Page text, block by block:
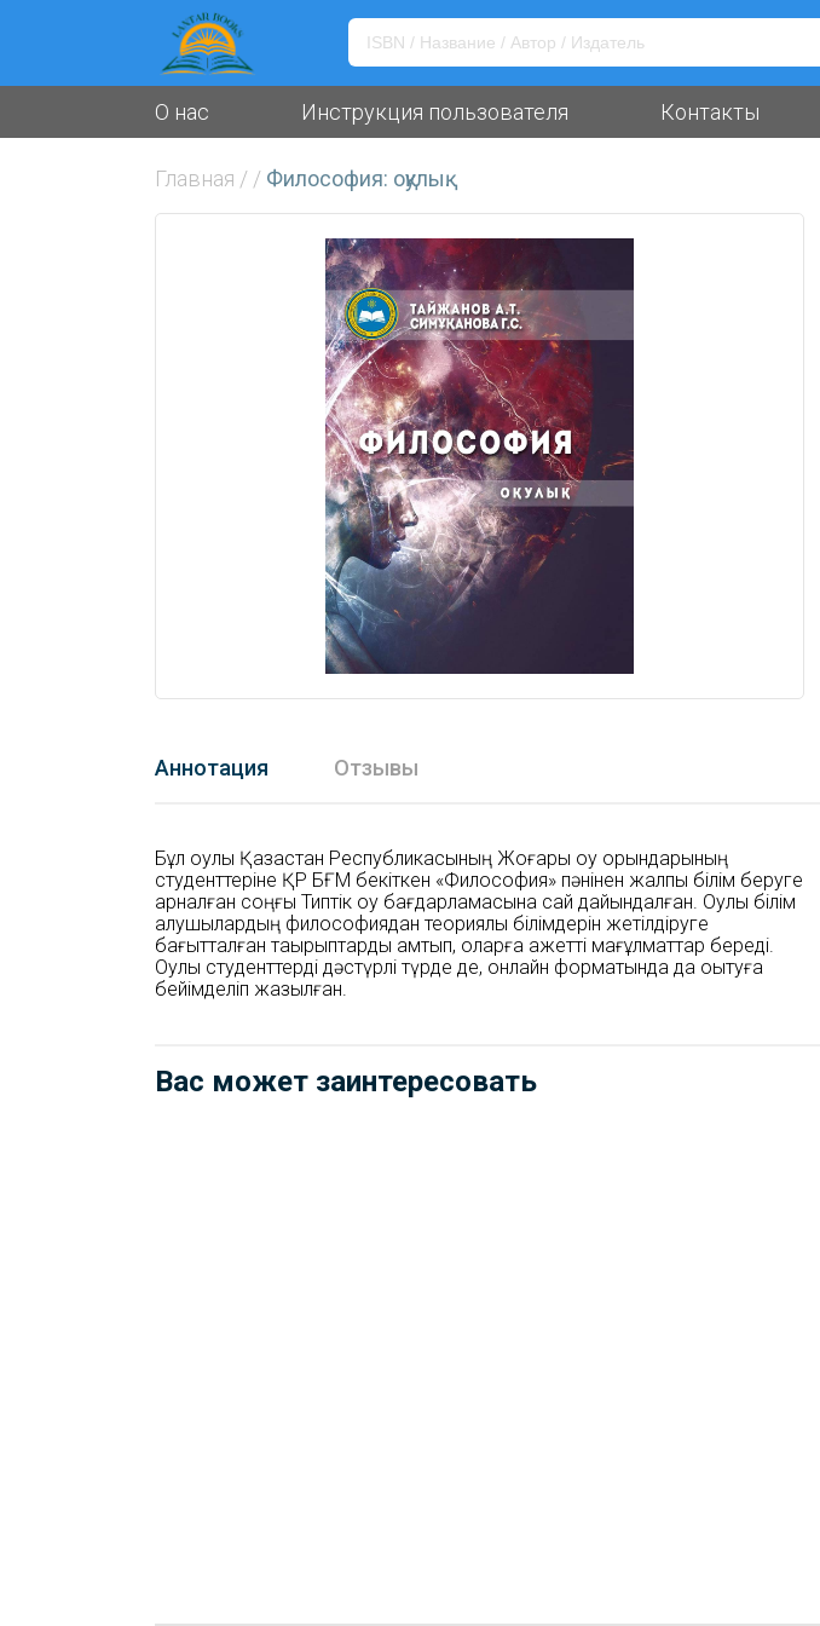
О нас Инструкция пользователя Контакты
Главная / / Философия: оқулық.
Аннотация Отзывы
Бұл оқулық Қазақстан Республикасының Жоғары оқу орындарының
студенттеріне ҚР БҒМ бекіткен «Философия» пәнінен жалпы білім беруге
арналған соңғы Типтік оқу бағдарламасына сай дайындалған. Оқулық білім
алушылардың философиядан теориялық білімдерін жетілдіруге
бағытталған тақырыптарды қамтып, оларға қажетті мағұлматтар береді.
Оқулық студенттерді дәстүрлі түрде де, онлайн форматында да оқытуға
бейімделіп жазылған.
Вас может заинтересовать